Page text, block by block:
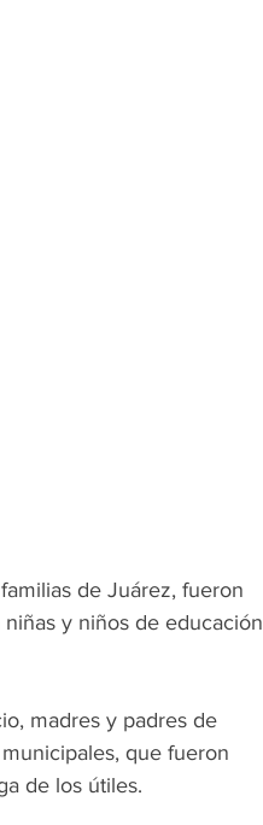
de Juárez, fueron
y niños de educación
madres y padres de
que fueron
de los útiles.